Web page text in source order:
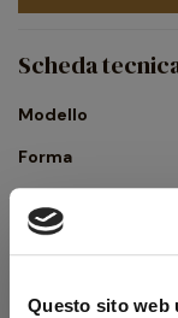
Questo sito web
Scheda
Modello
Forma
Finissaggio